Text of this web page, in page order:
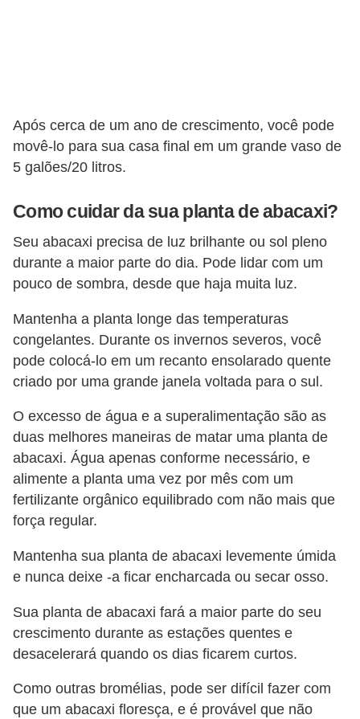
Após cerca de um ano de crescimento, você pode
movê-lo para sua casa final em um grande vaso de
5 galões/20 litros.
Como cuidar da sua planta de abacaxi?
Seu abacaxi precisa de luz brilhante ou sol pleno
durante a maior parte do dia. Pode lidar com um
pouco de sombra, desde que haja muita luz.
Mantenha a planta longe das temperaturas
congelantes. Durante os invernos severos, você
pode colocá-lo em um recanto ensolarado quente
criado por uma grande janela voltada para o sul.
O excesso de água e a superalimentação são as
duas melhores maneiras de matar uma planta de
abacaxi. Água apenas conforme necessário, e
alimente a planta uma vez por mês com um
fertilizante orgânico equilibrado com não mais que
força regular.
Mantenha sua planta de abacaxi levemente úmida
e nunca deixe -a ficar encharcada ou secar osso.
Sua planta de abacaxi fará a maior parte do seu
crescimento durante as estações quentes e
desacelerará quando os dias ficarem curtos.
Como outras bromélias, pode ser difícil fazer com
que um abacaxi floresça, e é provável que não